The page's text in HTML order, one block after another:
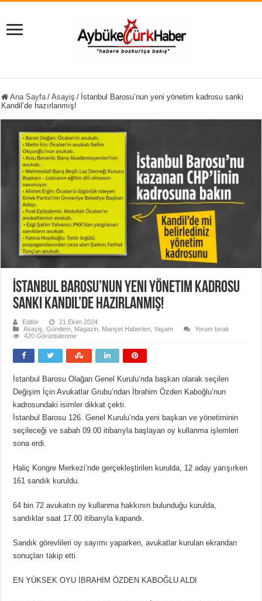
Ana Sayfa / Asayiş / İstanbul Barosu’nun yeni yönetim kadrosu sanki
Kandil’de hazırlanmış!
İstanbul Barosu’nun yeni yönetim kadrosu
sanki Kandil’de hazırlanmış!
Editör
21 Ekim 2024
Asayiş ,Gündem Magazin Manşet Haberleri ,Yaşam
Yorum bırak
420 Görüntülenme
İstanbul Barosu Olağan Genel Kurulu’nda başkan olarak seçilen
Değişim İçin Avukatlar Grubu’ndan İbrahim Özden Kaboğlu’nun
kadrosundaki isimler dikkat çekti.
İstanbul Barosu 126. Genel Kurulu’nda yeni başkan ve yönetiminin
seçileceği ve sabah 09.00 itibarıyla başlayan oy kullanma işlemleri
sona erdi.
Haliç Kongre Merkezi’nde gerçekleştirilen kurulda, 12 aday yarışırken
161 sandık kuruldu.
64 bin 72 avukatın oy kullanma hakkının bulunduğu kurulda,
sandıklar saat 17.00 itibarıyla kapandı.
Sandık görevlileri oy sayımı yaparken, avukatlar kurulan ekrandan
sonuçları takip etti.
EN YÜKSEK OYU İBRAHİM ÖZDEN KABOĞLU ALDI